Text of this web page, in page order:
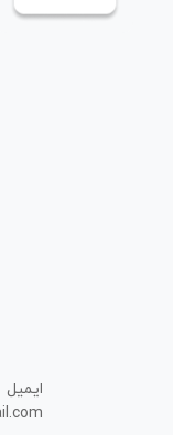
ایمیل